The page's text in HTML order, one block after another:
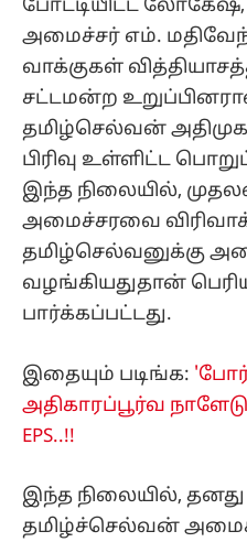
போட்டியிட்ட
அமைச்சர் எம்.
வாக்குகள்
சட்டமன்ற
தமிழ்செல்வன்
பிரிவு உள்ளிட்ட
இந்த நிலையில்,
அமைச்சரவை
தமிழ்செல்வனுக்கு
வழங்கியதுதான்
பார்க்கப்பட்டது.
இதையும் படிங்க:
அதிகாரப்பூர்வ
EPS..!!
இந்த நிலையில்,
தமிழ்ச்செல்வன்